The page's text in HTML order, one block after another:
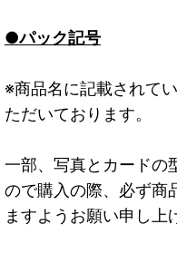
●パック記号
※商品名に記載されて
ただいております。
一部、写真とカードの
ので購入の際、必ず商
ますようお願い申し上